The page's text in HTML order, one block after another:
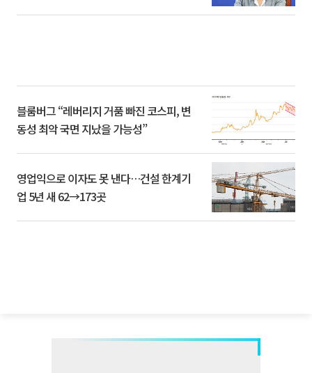
블룸버그 “레버리지 거품 빠진 코스피, 변
동성 최악 국면 지났을 가능성”
영업익으로 이자도 못 낸다…건설 한계기
업 5년 새 62→173곳